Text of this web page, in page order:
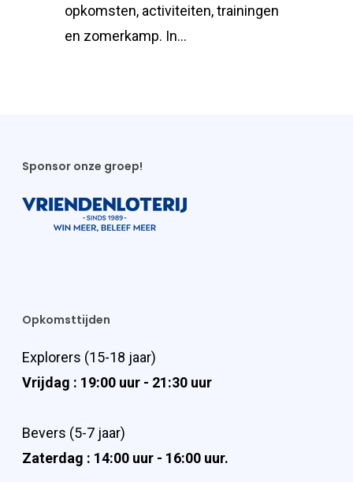
opkomsten, activiteiten, trainingen
en zomerkamp. In...
Sponsor onze groep!
Opkomsttijden
Explorers (15-18 jaar)
Vrijdag : 19:00 uur - 21:30 uur
Bevers (5-7 jaar)
Zaterdag : 14:00 uur - 16:00 uur.